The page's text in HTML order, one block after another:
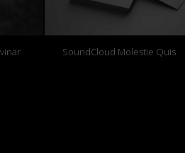
SoundCloud Molestie Quis